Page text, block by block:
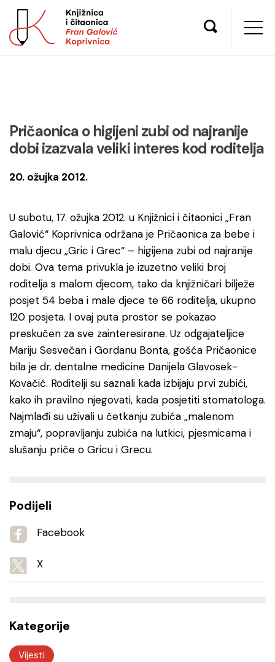
Pričaonica o higijeni zubi od najranije
dobi izazvala veliki interes kod roditelja
20. ožujka 2012.
U subotu, 17. ožujka 2012. u Knjižnici i čitaonici „Fran
Galović“ Koprivnica održana je Pričaonica za bebe i
malu djecu „Gric i Grec“ – higijena zubi od najranije
dobi. Ova tema privukla je izuzetno veliki broj
roditelja s malom djecom, tako da knjižničari bilježe
posjet 54 beba i male djece te 66 roditelja, ukupno
120 posjeta. I ovaj puta prostor se pokazao
preskučen za sve zainteresirane. Uz odgajateljice
Mariju Sesvečan i Gordanu Bonta, gošća Pričaonice
bila je dr. dentalne medicine Danijela Glavosek-
Kovačić. Roditelji su saznali kada izbijaju prvi zubići,
kako ih pravilno njegovati, kada posjetiti stomatologa.
Najmlađi su uživali u četkanju zubića „malenom
zmaju“, popravljanju zubića na lutkici, pjesmicama i
slušanju priče o Gricu i Grecu.
Podijeli
Facebook
X
Kategorije
Vijesti